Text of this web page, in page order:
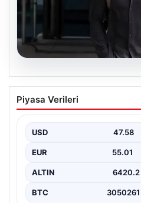
Çorum FK’den
Aubameyang
Piyasa Verileri
USD 47.58
EUR 55.01
ALTIN 6420.2
BTC 3050261